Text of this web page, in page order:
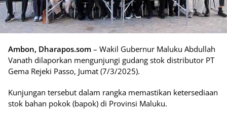
Ambon, Dharapos.som – Wakil Gubernur Maluku Abdullah
Vanath dilaporkan mengunjungi gudang stok distributor ⁠PT
Gema Rejeki Passo, Jumat (7/3/2025).
Kunjungan tersebut dalam rangka memastikan ketersediaan
stok bahan pokok (bapok) di Provinsi Maluku.